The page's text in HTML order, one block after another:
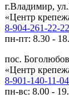
г.Владимир,
«Центр
8-904-261-22-22
пн-пт: 8.30 -
пос.
«Центр
8-901-140-11-04
пн-вс: 8.00 -